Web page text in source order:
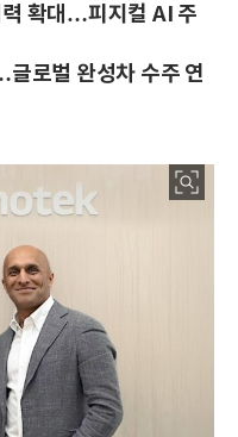
력 확대…피지컬 AI 주
글로벌 완성차 수주 연